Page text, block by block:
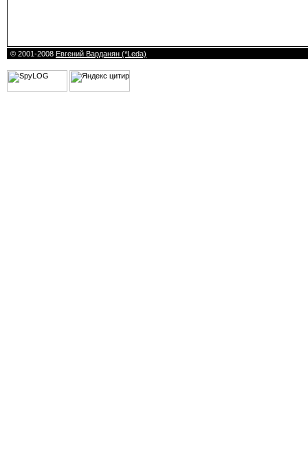
© 2001-2008 Евгений Варданян (*Leda)